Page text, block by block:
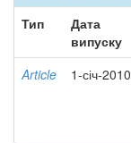
Тип
Дата
випуску
Article 1-січ-2010